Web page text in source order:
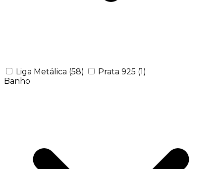
Liga Metálica (58) Prata 925 (1)
Banho